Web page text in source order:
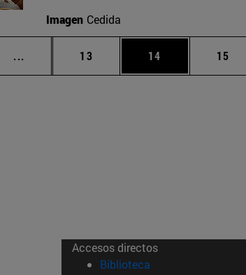
Imagen Cedida
... Páginas intermedias Use TAB para
Página
13 Página
14 15
Accesos directos
Biblioteca (abre en nueva